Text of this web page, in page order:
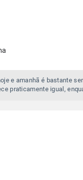
e amanhã é bastante
praticamente igual,